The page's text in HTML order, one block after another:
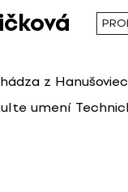
z
umení